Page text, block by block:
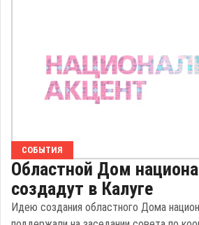
СОБЫТИЯ
Областной Дом
создадут в Калуге
Идею создания областного Дома